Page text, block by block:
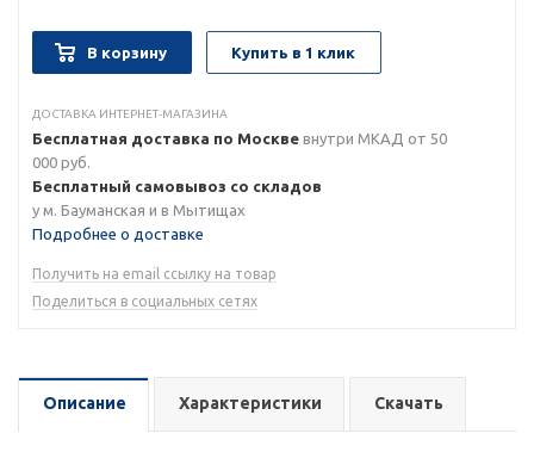
В корзину Купить в 1 клик
ДОСТАВКА ИНТЕРНЕТ-МАГАЗИНА
Бесплатная доставка по Москве внутри МКАД от 50
000 руб.
Бесплатный самовывоз со складов
у м. Бауманская и в Мытищах
Подробнее о доставке
Получить на email ссылку на товар
Поделиться в социальных сетях
Описание Характеристики Скачать